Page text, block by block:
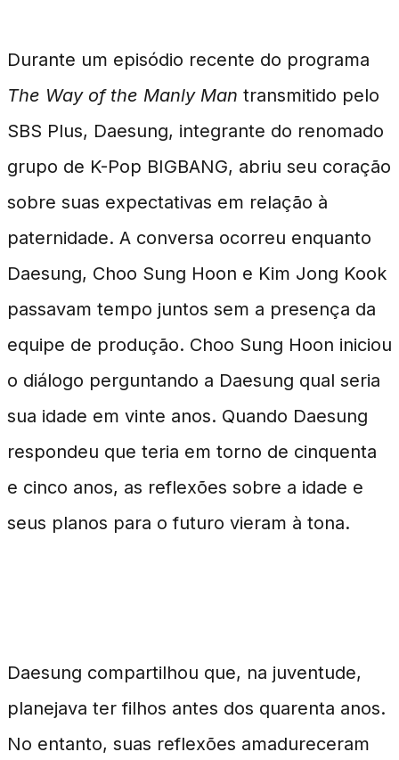
Durante um episódio recente do programa
The Way of the Manly Man transmitido pelo
SBS Plus, Daesung, integrante do renomado
grupo de K-Pop BIGBANG, abriu seu coração
sobre suas expectativas em relação à
paternidade. A conversa ocorreu enquanto
Daesung, Choo Sung Hoon e Kim Jong Kook
passavam tempo juntos sem a presença da
equipe de produção. Choo Sung Hoon iniciou
o diálogo perguntando a Daesung qual seria
sua idade em vinte anos. Quando Daesung
respondeu que teria em torno de cinquenta
e cinco anos, as reflexões sobre a idade e
seus planos para o futuro vieram à tona.
Daesung compartilhou que, na juventude,
planejava ter filhos antes dos quarenta anos.
No entanto, suas reflexões amadureceram